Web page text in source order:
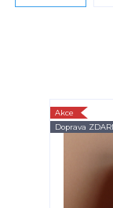
Akce
Doprava